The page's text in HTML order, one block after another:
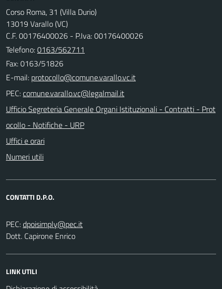
Corso Roma, 31 (Villa Durio)
13019 Varallo (VC)
C.F. 00176400026 - P.Iva: 00176400026
Telefono:0163/562711
Fax: 0163/51826
E-mail:
PEC:
Ufficio Segreteria Generale Organi Istituzionali - Contratti - Prot
ocollo - Notifiche - URP
Uffici e orari
Numeri utili
CONTATTI D.P.O.
PEC:
Dott. Capirone Enrico
LINK UTILI